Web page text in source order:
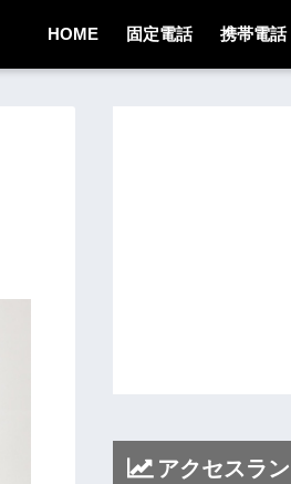
HOME 固定電話 携帯電話
アクセスラ